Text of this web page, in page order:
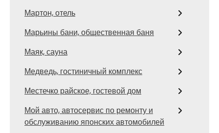
Мартон, отель
Марьины бани, общественная баня
Маяк, сауна
Медведь, гостиничный комплекс
Местечко райское, гостевой дом
Мой авто, автосервис по ремонту и
обслуживанию японских автомобилей